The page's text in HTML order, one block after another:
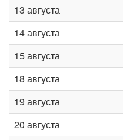
13 августа
14 августа
15 августа
18 августа
19 августа
20 августа